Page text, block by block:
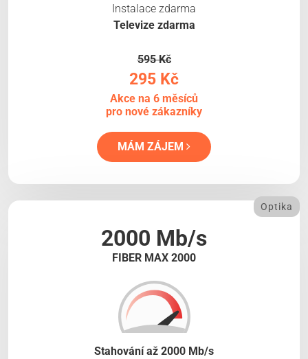
Instalace zdarma
Televize zdarma
595 Kč
295 Kč
Akce na 6 měsíců
pro nové zákazníky
MÁM ZÁJEM
2000 Mb/s
FIBER MAX 2000
Optika
Stahování až 2000 Mb/s